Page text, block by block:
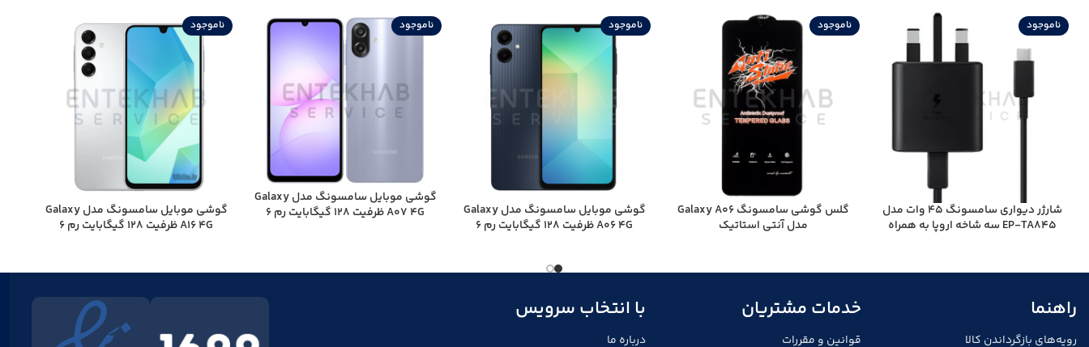
ناموجود
شارژر دیواری سامسونگ 45 وات مدل
EP-TA845 سه شاخه اروپا به همراه
ناموجود
گلس گوشی سامسونگ Galaxy A06
مدل آنتی استاتیک
ناموجود
گوشی موبايل سامسونگ مدل Galaxy
A06 4G ظرفیت 128 گیگابایت رم 6
ناموجود
گوشی موبايل سامسونگ مدل Galaxy
A07 4G ظرفیت 128 گیگابایت رم 6
ناموجود
گوشی موبایل سامسونگ مدل Galaxy
A16 4G ظرفیت 128 گیگابایت رم 6
راهنما
رویه‌های بازگرداندن کالا
خدمات مشتریان
قوانین و مقررات
با انتخاب سرویس
درباره ما